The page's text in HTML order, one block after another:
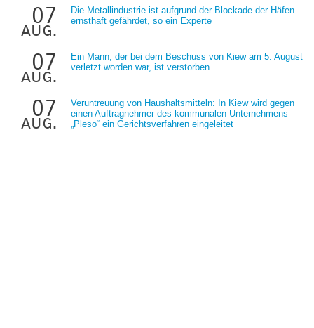
07
aug.
Die Metallindustrie ist aufgrund der Blockade der Häfen
ernsthaft gefährdet, so ein Experte
07
aug.
Ein Mann, der bei dem Beschuss von Kiew am 5. August
verletzt worden war, ist verstorben
07
aug.
Veruntreuung von Haushaltsmitteln: In Kiew wird gegen
einen Auftragnehmer des kommunalen Unternehmens
„Pleso“ ein Gerichtsverfahren eingeleitet